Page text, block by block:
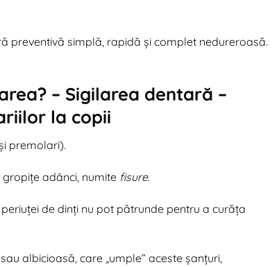
preventivă simplă, rapidă și complet nedureroasă.
– Sigilarea dentară –
la copii
premolari).
adânci, numite fisure.
de dinți nu pot pătrunde pentru a curăța
albicioasă, care „umple” aceste șanțuri,